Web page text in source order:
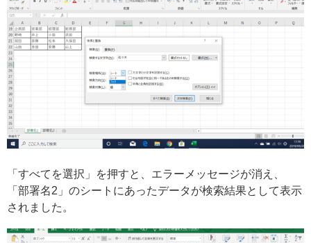
「すべてを選択」を押すと、エラーメッセージが消え、
「部署名2」のシートにあったデータが検索結果として表示
されました。